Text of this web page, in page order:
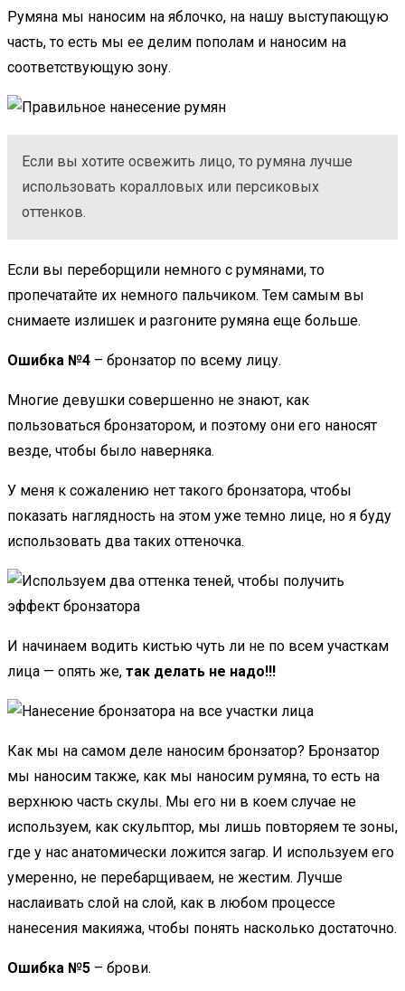
Румяна мы наносим на яблочко, на нашу выступающую
часть, то есть мы ее делим пополам и наносим на
соответствующую зону.
Если вы хотите освежить лицо, то румяна лучше
использовать коралловых или персиковых
оттенков.
Если вы переборщили немного с румянами, то
пропечатайте их немного пальчиком. Тем самым вы
снимаете излишек и разгоните румяна еще больше.
Ошибка №4 – бронзатор по всему лицу.
Многие девушки совершенно не знают, как
пользоваться бронзатором, и поэтому они его наносят
везде, чтобы было наверняка.
У меня к сожалению нет такого бронзатора, чтобы
показать наглядность на этом уже темно лице, но я буду
использовать два таких оттеночка.
И начинаем водить кистью чуть ли не по всем участкам
лица — опять же, так делать не надо!!!
Как мы на самом деле наносим бронзатор? Бронзатор
мы наносим также, как мы наносим румяна, то есть на
верхнюю часть скулы. Мы его ни в коем случае не
используем, как скульптор, мы лишь повторяем те зоны,
где у нас анатомически ложится загар. И используем его
умеренно, не перебарщиваем, не жестим. Лучше
наслаивать слой на слой, как в любом процессе
нанесения макияжа, чтобы понять насколько достаточно.
Ошибка №5 – брови.